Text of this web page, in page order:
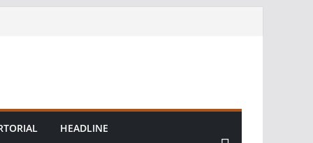
HEADLINE